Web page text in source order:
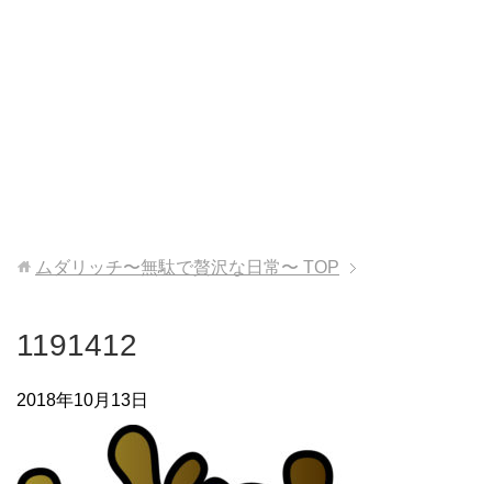
ムダリッチ〜無駄で贅沢な日常〜 TOP
1191412
2018年10月13日